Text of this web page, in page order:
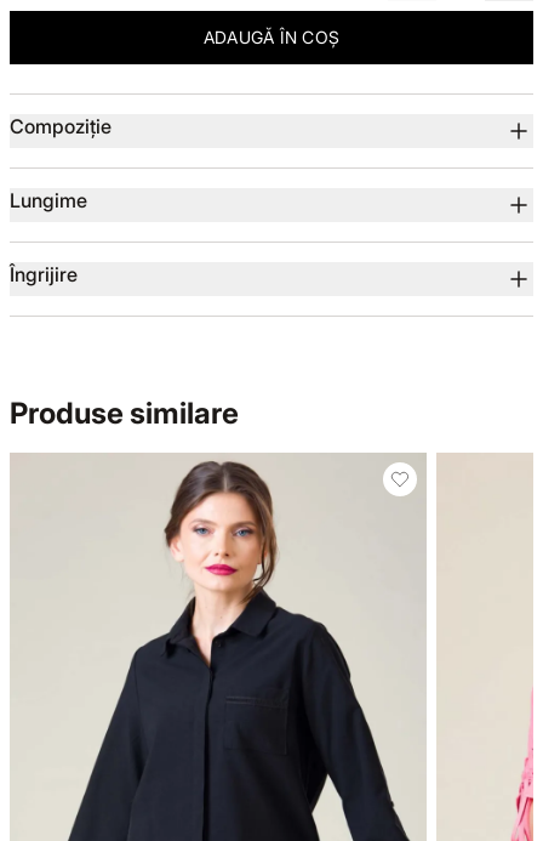
ADAUGĂ ÎN COȘ
Compoziție
Lungime
Îngrijire
Produse similare